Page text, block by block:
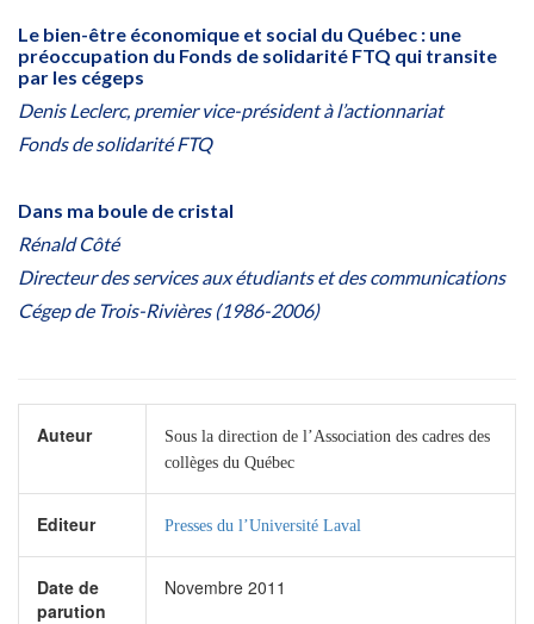
Le bien-être économique et social du Québec : une
préoccupation du Fonds de solidarité FTQ qui transite
par les cégeps
Denis Leclerc, premier vice-président à l’actionnariat
Fonds de solidarité FTQ
Dans ma boule de cristal
Rénald Côté
Directeur des services aux étudiants et des communications
Cégep de Trois-Rivières (1986-2006)
Auteur
Sous la direction de l’Association des cadres des
collèges du Québec
Editeur Presses du l’Université Laval
Date de
parution
Novembre 2011